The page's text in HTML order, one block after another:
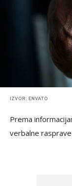
IZVOR: ENVATO
Prema
verbalne